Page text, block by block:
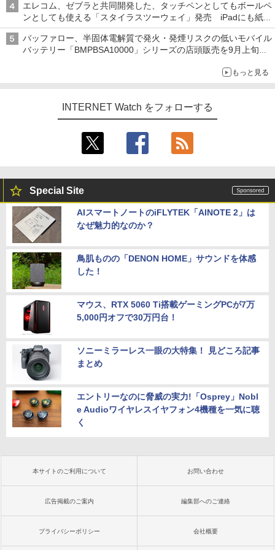
エレコム、ゼブラと共同開発した、タッチペンとしてもボールペ
ンとしても使える「スタイラスツーウェイ」発売 iPadにも紙に
も、持ち替えずに書き込める
バッファロー、半固体電解質で発火・発煙リスクの低いモバイル
バッテリー「BMPBSA10000」シリーズの店頭販売を9月上旬に
もっと見る
INTERNET Watch をフォローする
Special Site
AIスマートノートのiFLYTEK「AINOTE 2」は
なぜ魅力的なのか？
鳥肌ものの「DENON HOME」サウンドを体感
した！
マウス、RTX 5060 Ti搭載ゲーミングPCが7万
5,000円オフで30万円台！
ソニーミラーレス一眼の大特集！ 見どころ記事
まとめ
エントリーなのに脅威の実力!「Osprey」Nobl
e Audioワイヤレスイヤフォン4機種を一気に聴
く
本サイトのご利用について お問い合わせ
広告掲載のご案内 編集部へのご連絡
プライバシーポリシー 会社概要